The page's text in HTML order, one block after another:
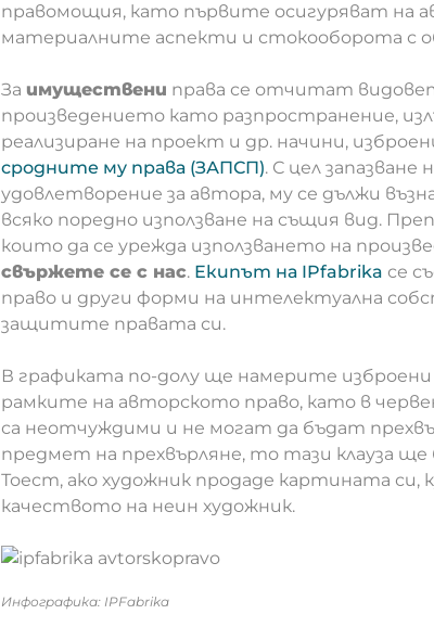
правомощия, като първите осигуряват на
материалните аспекти и стокооборота с
За имуществени права се отчитат
произведението като разпространение,
реализиране на проект и др. начини, изброени
сродните му права (ЗАПСП). С цел
удовлетворение за автора, му се дължи
всяко поредно използване на същия вид.
които да се урежда използването на
свържете се с нас. Екипът на IPfabrika се
право и други форми на интелектуална
защитите правата си.
В графиката по-долу ще намерите изброени
рамките на авторското право, като в
са неотчуждими и не могат да бъдат
предмет на прехвърляне, то тази клауза
Тоест, ако художник продаде картината си,
качеството на неин художник.
Инфографика: IPFabrika